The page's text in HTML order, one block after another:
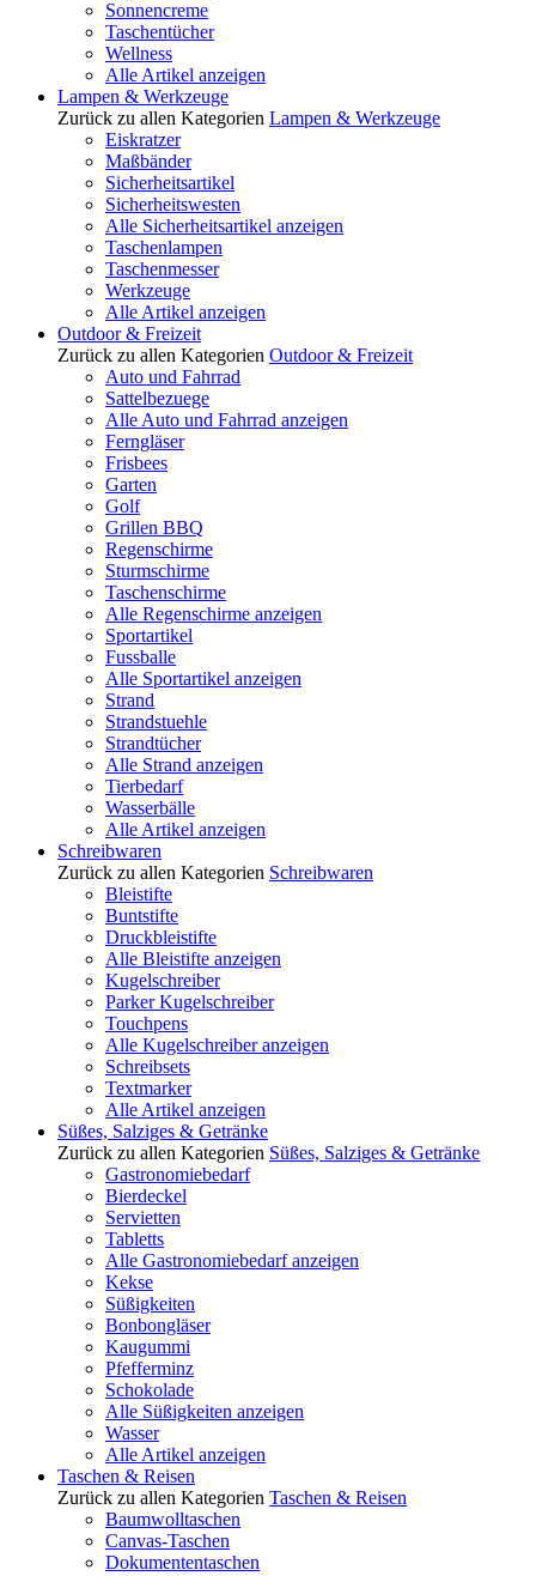
Sonnencreme
Taschentücher
Wellness
Alle Artikel anzeigen
Lampen & Werkzeuge
Zurück zu allen Kategorien Lampen & Werkzeuge
Eiskratzer
Maßbänder
Sicherheitsartikel
Sicherheitswesten
Alle Sicherheitsartikel anzeigen
Taschenlampen
Taschenmesser
Werkzeuge
Alle Artikel anzeigen
Outdoor & Freizeit
Zurück zu allen Kategorien Outdoor & Freizeit
Auto und Fahrrad
Sattelbezuege
Alle Auto und Fahrrad anzeigen
Ferngläser
Frisbees
Garten
Golf
Grillen BBQ
Regenschirme
Sturmschirme
Taschenschirme
Alle Regenschirme anzeigen
Sportartikel
Fussballe
Alle Sportartikel anzeigen
Strand
Strandstuehle
Strandtücher
Alle Strand anzeigen
Tierbedarf
Wasserbälle
Alle Artikel anzeigen
Schreibwaren
Zurück zu allen Kategorien Schreibwaren
Bleistifte
Buntstifte
Druckbleistifte
Alle Bleistifte anzeigen
Kugelschreiber
Parker Kugelschreiber
Touchpens
Alle Kugelschreiber anzeigen
Schreibsets
Textmarker
Alle Artikel anzeigen
Süßes, Salziges & Getränke
Zurück zu allen Kategorien Süßes, Salziges & Getränke
Gastronomiebedarf
Bierdeckel
Servietten
Tabletts
Alle Gastronomiebedarf anzeigen
Kekse
Süßigkeiten
Bonbongläser
Kaugummi
Pfefferminz
Schokolade
Alle Süßigkeiten anzeigen
Wasser
Alle Artikel anzeigen
Taschen & Reisen
Zurück zu allen Kategorien Taschen & Reisen
Baumwolltaschen
Canvas-Taschen
Dokumententaschen